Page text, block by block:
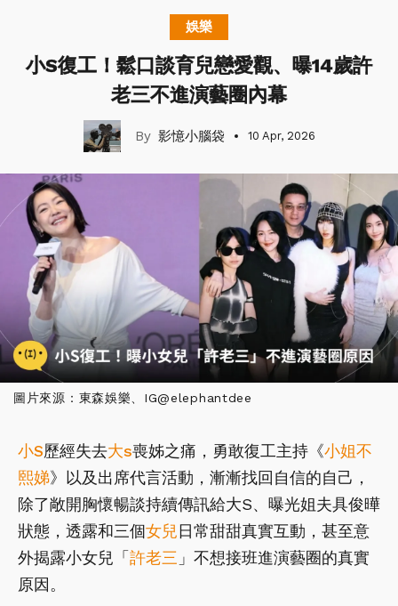
娛樂
小S復工！鬆口談育兒戀愛觀、曝14歲許
老三不進演藝圈內幕
影憶小腦袋 10 Apr, 2026
圖片來源：東森娛樂、IG@elephantdee
小S歷經失去大s喪姊之痛，勇敢復工主持《小姐不
熙娣》以及出席代言活動，漸漸找回自信的自己，
除了敞開胸懷暢談持續傳訊給大S、曝光姐夫具俊曄
狀態，透露和三個女兒日常甜甜真實互動，甚至意
外揭露小女兒「許老三 」不想接班進演藝圈的真實
原因。